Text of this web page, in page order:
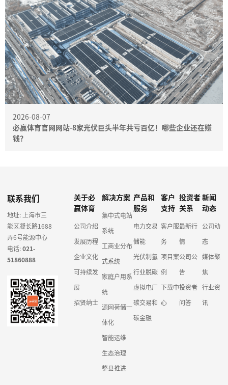
2026-08-07
必赢体育官网网站-8家光伏巨头半年共亏百亿！哪些企业还在赚
钱？
联系我们
地址: 上海市三
能区凝长路1688
弄6号能源中心
电话:021-
51860888
关于必
赢体育
公司介绍
发展历程
企业文化
可持续发
展
招贤纳士
解决方案
集中式电站
系统
工商业分布
式系统
家庭户用系
统
源网荷储一
体化
智能运维
生态治理
整县推进
产品和
服务
电力交易
储能
光伏制氢
行业脱碳
虚拟电厂
碳交易和
碳金融
客户
支持
客户服
务
项目案
例
下载中
心
投资者
关系
最新行
情
公司公
告
投资者
问答
新闻
动态
公司动
态
媒体聚
焦
行业资
讯